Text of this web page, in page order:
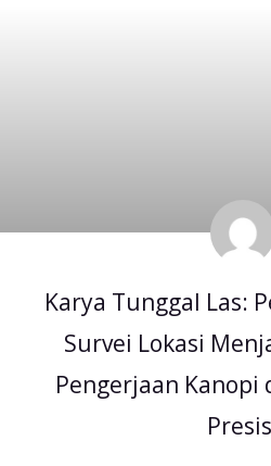
Karya Tunggal Las:
Survei Lokasi
Pengerjaan Kanopi